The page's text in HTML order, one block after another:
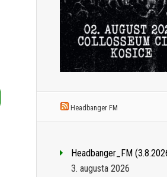
Headbanger FM
Headbanger_FM
3. augusta 2026